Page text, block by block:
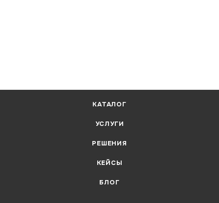
КАТАЛОГ
УСЛУГИ
РЕШЕНИЯ
КЕЙСЫ
БЛОГ